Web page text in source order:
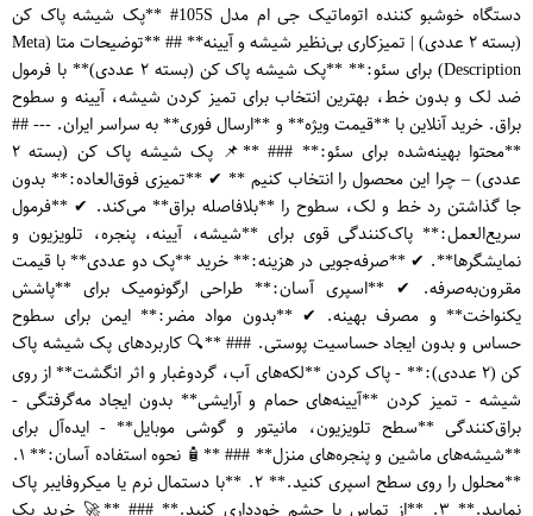
دستگاه خوشبو کننده اتوماتیک جی ام مدل 105S# **پک شیشه پاک کن
(بسته ۲ عددی) | تمیزکاری بی‌نظیر شیشه و آیینه** ## **توضیحات متا (Meta
Description) برای سئو:** **پک شیشه پاک کن (بسته ۲ عددی)** با فرمول
ضد لک و بدون خط، بهترین انتخاب برای تمیز کردن شیشه، آیینه و سطوح
براق. خرید آنلاین با **قیمت ویژه** و **ارسال فوری** به سراسر ایران. --- ##
**محتوا بهینه‌شده برای سئو:** ### **📌 پک شیشه پاک کن (بسته ۲
عددی) – چرا این محصول را انتخاب کنیم ** ✔ **تمیزی فوق‌العاده:** بدون
جا گذاشتن رد خط و لک، سطوح را **بلافاصله براق** می‌کند. ✔ **فرمول
سریع‌العمل:** پاک‌کنندگی قوی برای **شیشه، آیینه، پنجره، تلویزیون و
نمایشگرها**. ✔ **صرفه‌جویی در هزینه:** خرید **پک دو عددی** با قیمت
مقرون‌به‌صرفه. ✔ **اسپری آسان:** طراحی ارگونومیک برای **پاشش
یکنواخت** و مصرف بهینه. ✔ **بدون مواد مضر:** ایمن برای سطوح
حساس و بدون ایجاد حساسیت پوستی. ### **🔍 کاربردهای پک شیشه پاک
کن (۲ عددی):** - پاک کردن **لکه‌های آب، گردوغبار و اثر انگشت** از روی
شیشه - تمیز کردن **آیینه‌های حمام و آرایشی** بدون ایجاد مه‌گرفتگی -
براق‌کنندگی **سطح تلویزیون، مانیتور و گوشی موبایل** - ایده‌آل برای
**شیشه‌های ماشین و پنجره‌های منزل** ### **🧴 نحوه استفاده آسان:** ۱.
**محلول را روی سطح اسپری کنید.** ۲. **با دستمال نرم یا میکروفایبر پاک
نمایید.** ۳. **از تماس با چشم خودداری کنید.** ### **🚀 خرید پک